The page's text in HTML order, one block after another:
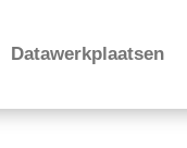
Datawerkplaatsen